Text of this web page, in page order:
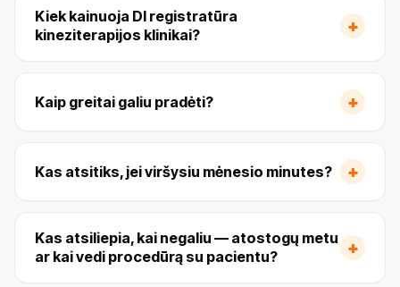
Kiek kainuoja DI registratūra
kineziterapijos klinikai?
+
Kaip greitai galiu pradėti? +
Kas atsitiks, jei viršysiu mėnesio minutes? +
Kas atsiliepia, kai negaliu — atostogų metu
ar kai vedi procedūrą su pacientu?
+